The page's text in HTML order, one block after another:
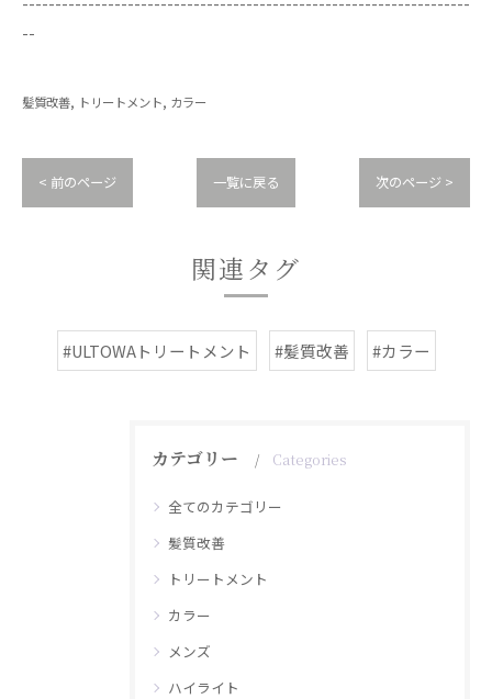
--
髪質改善 トリートメント カラー
< 前のページ 一覧に戻る 次のページ >
関連タグ
#ULTOWAトリートメント #髪質改善 #カラー
カテゴリー Categories
全てのカテゴリー
髪質改善
トリートメント
カラー
メンズ
ハイライト